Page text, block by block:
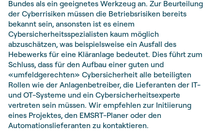
Bundes als ein geeignetes Werkzeug an. Zur Beurteilung
der Cyberrisiken müssen die Betriebsrisiken bereits
bekannt sein, ansonsten ist es einem
Cybersicherheitsspezialisten kaum möglich
abzuschätzen, was beispielsweise ein Ausfall des
Hebewerks für eine Kläranlage bedeutet. Dies führt zum
Schluss, dass für den Aufbau einer guten und
«umfeldgerechten» Cybersicherheit alle beteiligten
Rollen wie der Anlagenbetreiber, die Lieferanten der IT-
und OT-Systeme und ein Cybersicherheitsexperte
vertreten sein müssen. Wir empfehlen zur Initiierung
eines Projektes, den EMSRT-Planer oder den
Automationslieferanten zu kontaktieren.